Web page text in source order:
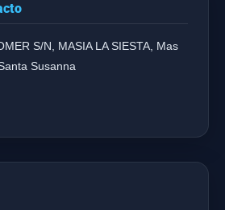
S/N, MASIA LA SIESTA, Mas
Susanna